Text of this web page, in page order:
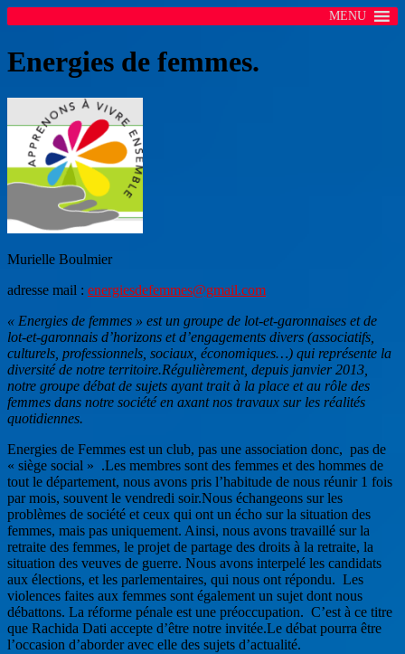
MENU
Energies de femmes.
Murielle Boulmier
adresse mail : energiesdefemmes@gmail.com
« Energies de femmes » est un groupe de lot-et-garonnaises et de
lot-et-garonnais d’horizons et d’engagements divers (associatifs,
culturels, professionnels, sociaux, économiques…) qui représente la
diversité de notre territoire.Régulièrement, depuis janvier 2013,
notre groupe débat de sujets ayant trait à la place et au rôle des
femmes dans notre société en axant nos travaux sur les réalités
quotidiennes.
Energies de Femmes est un club, pas une association donc, pas de
« siège social » .Les membres sont des femmes et des hommes de
tout le département, nous avons pris l’habitude de nous réunir 1 fois
par mois, souvent le vendredi soir.Nous échangeons sur les
problèmes de société et ceux qui ont un écho sur la situation des
femmes, mais pas uniquement. Ainsi, nous avons travaillé sur la
retraite des femmes, le projet de partage des droits à la retraite, la
situation des veuves de guerre. Nous avons interpelé les candidats
aux élections, et les parlementaires, qui nous ont répondu. Les
violences faites aux femmes sont également un sujet dont nous
débattons. La réforme pénale est une préoccupation. C’est à ce titre
que Rachida Dati accepte d’être notre invitée.Le débat pourra être
l’occasion d’aborder avec elle des sujets d’actualité.